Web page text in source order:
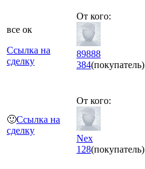
все ок
Ссылка на
сделку
От кого:
89888
384(покупатель)
🙂Ссылка на
сделку
От кого:
Nex
128(покупатель)